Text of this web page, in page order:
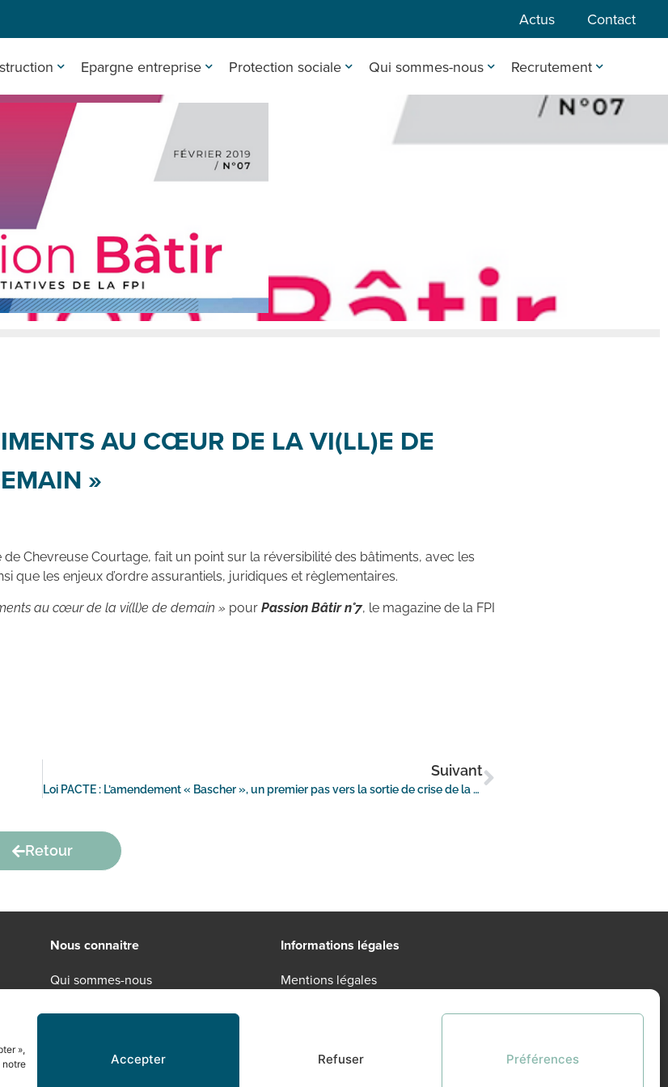
»,
notre
Accepter Refuser Préférences
Actus Contact
Epargne entreprise Protection sociale Qui sommes-nous Recrutement
AU CŒUR DE LA VI(LL)E DE
»
Chevreuse Courtage, fait un point sur la réversibilité des bâtiments, avec les
que les enjeux d’ordre assurantiels, juridiques et règlementaires.
au cœur de la vi(ll)e de demain » pour Passion Bâtir n°7, le magazine de la FPI
Suivant
Loi PACTE : L’amendement « Bascher », un premier pas vers la sortie de crise de la LPS ?
Retour
Nous connaitre
Qui sommes-nous
Informations légales
Mentions légales